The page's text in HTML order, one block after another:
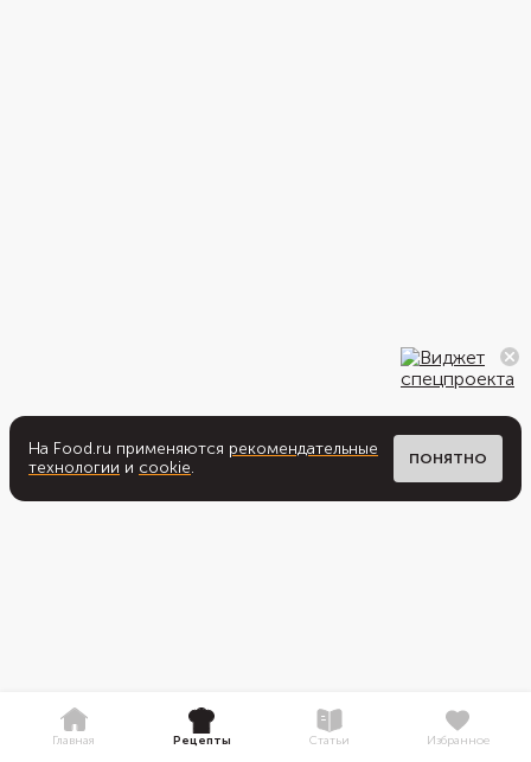
На Food.ru применяются рекомендательные
технологии и cookie. ПОНЯТНО
Главная Рецепты Статьи Избранное